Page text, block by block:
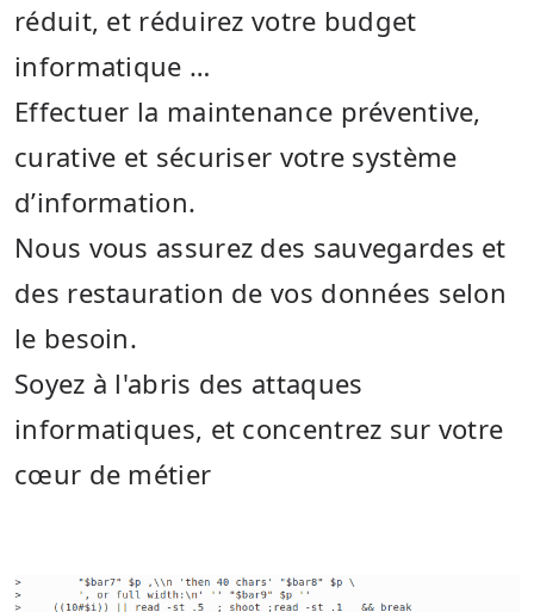
réduit, et réduirez votre budget
informatique …
Effectuer la maintenance préventive,
curative et sécuriser votre système
d’information.
Nous vous assurez des sauvegardes et
des restauration de vos données selon
le besoin.
Soyez à l'abris des attaques
informatiques, et concentrez sur votre
cœur de métier